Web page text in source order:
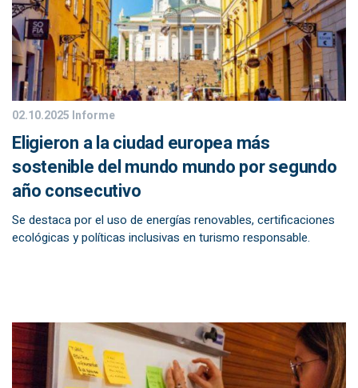
02.10.2025 Informe
Eligieron a la ciudad europea más
sostenible del mundo mundo por segundo
año consecutivo
Se destaca por el uso de energías renovables, certificaciones
ecológicas y políticas inclusivas en turismo responsable.